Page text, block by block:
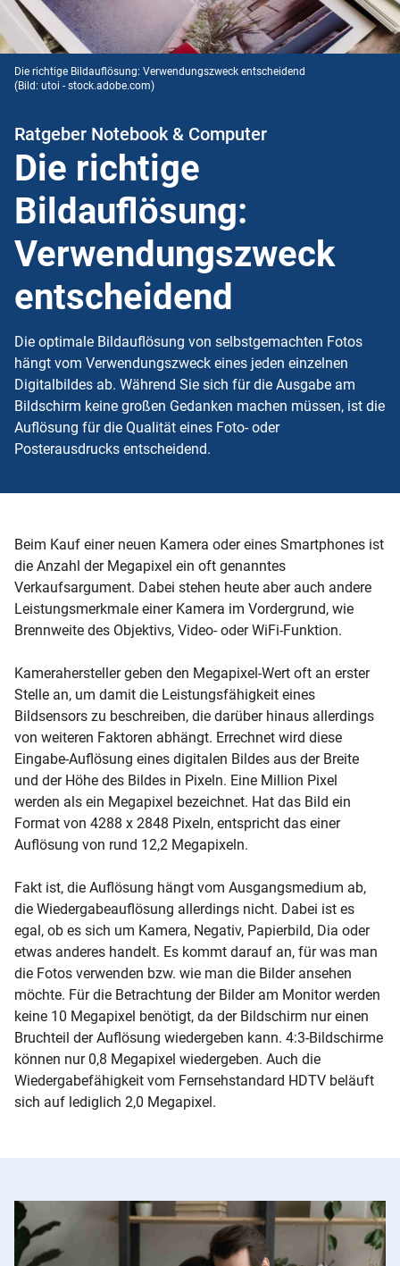
Die richtige Bildauflösung: Verwendungszweck entscheidend
(Bild: utoi - stock.adobe.com)
Ratgeber Notebook & Computer
Die richtige
Bildauflösung:
Verwendungszweck
entscheidend
Die optimale Bildauflösung von selbstgemachten Fotos
hängt vom Verwendungszweck eines jeden einzelnen
Digitalbildes ab. Während Sie sich für die Ausgabe am
Bildschirm keine großen Gedanken machen müssen, ist die
Auflösung für die Qualität eines Foto- oder
Posterausdrucks entscheidend.
Beim Kauf einer neuen Kamera oder eines Smartphones ist
die Anzahl der Megapixel ein oft genanntes
Verkaufsargument. Dabei stehen heute aber auch andere
Leistungsmerkmale einer Kamera im Vordergrund, wie
Brennweite des Objektivs, Video- oder WiFi-Funktion.
Kamerahersteller geben den Megapixel-Wert oft an erster
Stelle an, um damit die Leistungsfähigkeit eines
Bildsensors zu beschreiben, die darüber hinaus allerdings
von weiteren Faktoren abhängt. Errechnet wird diese
Eingabe-Auflösung eines digitalen Bildes aus der Breite
und der Höhe des Bildes in Pixeln. Eine Million Pixel
werden als ein Megapixel bezeichnet. Hat das Bild ein
Format von 4288 x 2848 Pixeln, entspricht das einer
Auflösung von rund 12,2 Megapixeln.
Fakt ist, die Auflösung hängt vom Ausgangsmedium ab,
die Wiedergabeauflösung allerdings nicht. Dabei ist es
egal, ob es sich um Kamera, Negativ, Papierbild, Dia oder
etwas anderes handelt. Es kommt darauf an, für was man
die Fotos verwenden bzw. wie man die Bilder ansehen
möchte. Für die Betrachtung der Bilder am Monitor werden
keine 10 Megapixel benötigt, da der Bildschirm nur einen
Bruchteil der Auflösung wiedergeben kann. 4:3-Bildschirme
können nur 0,8 Megapixel wiedergeben. Auch die
Wiedergabefähigkeit vom Fernsehstandard HDTV beläuft
sich auf lediglich 2,0 Megapixel.